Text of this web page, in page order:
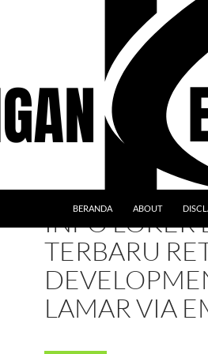
BERANDA ABOUT
INFO LOKER
TERBARU
LAMAR VIA